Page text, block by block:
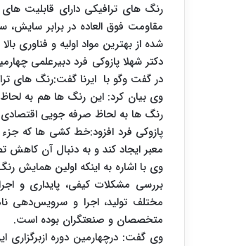
رنگ های ترافیکی دارای قابلیت
مقاومت فوق العاده در برابر سایش،
شده از بهترین مواد اولیه و
دکتر شهلا پازوکی فرد دبیرعلمی
در گفت وگو با ایرنا گفت:رنگ های
وی بیان کرد: این رنگ ها هم به
رنگ ها به لحاظ صرفه جویی اقتصادی
پازوکی فرد افزود:خط کشی ها که
معبر ایجاد کند و به دنبال آن
بررسی مشکلات کیفی، پایداری و
مختلف تولید، اجرا و سرویس‌دهی
متخصصان و صنعتگران بوده است.